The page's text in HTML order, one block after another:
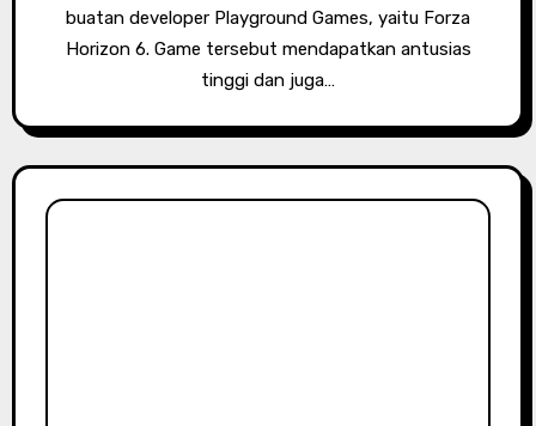
buatan developer Playground Games, yaitu Forza
Horizon 6. Game tersebut mendapatkan antusias
tinggi dan juga…